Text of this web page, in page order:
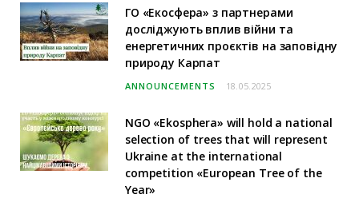
ГО «Екосфера» з партнерами
досліджують вплив війни та
енергетичних проєктів на заповідну
природу Карпат
ANNOUNCEMENTS 18.05.2025
NGO «Ekosphera» will hold a national
selection of trees that will represent
Ukraine at the international
competition «European Tree of the
Year»